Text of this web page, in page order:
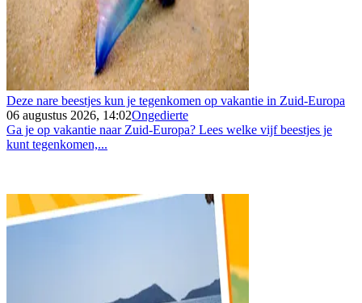
Deze nare beestjes kun je tegenkomen op vakantie in Zuid-Europa
06 augustus 2026, 14:02Ongedierte
Ga je op vakantie naar Zuid-Europa? Lees welke vijf beestjes je
kunt tegenkomen,...